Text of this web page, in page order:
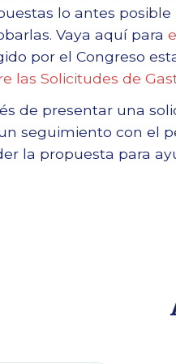
lo antes
Vaya aquí para
por el Congreso
las Solicitudes de
de presentar una
seguimiento con el
la propuesta para